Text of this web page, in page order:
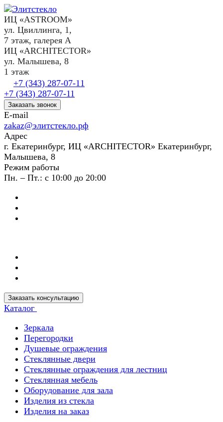
ИЦ «ASTROOM»
ул. Цвиллинга, 1,
7 этаж, галерея А
ИЦ «ARCHITECTOR»
ул. Малышева, 8
1 этаж
+7 (343) 287-07-11
+7 (343) 287-07-11
Заказать звонок
E-mail
zakaz@элитстекло.рф
Адрес
г. Екатеринбург, ИЦ «ARCHITECTOR» Екатеринбург,
Малышева, 8
Режим работы
Пн. – Пт.: с 10:00 до 20:00
Заказать консультацию
Каталог
Зеркала
Перегородки
Душевые ограждения
Стеклянные двери
Стеклянные ограждения для лестниц
Стеклянная мебель
Оборудование для зала
Изделия из стекла
Изделия на заказ